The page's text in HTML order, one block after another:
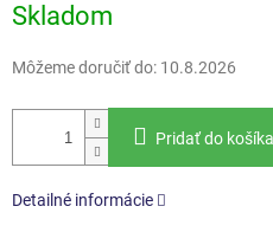
cena:
Skladom
Môžeme doručiť do: 10.8.2026
Pridať do košíka
Detailné informácie